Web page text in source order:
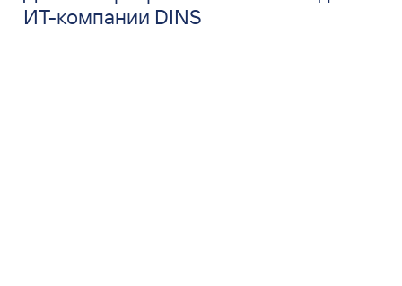
ИТ-компании DINS